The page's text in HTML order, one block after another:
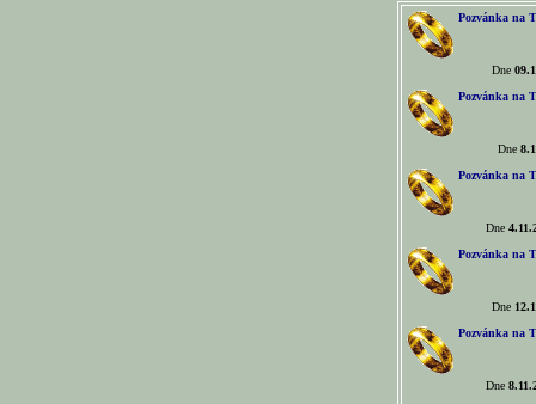
Pozvánka na
Dne
Pozvánka na
Dne
Pozvánka na
Dne
Pozvánka na
Dne
Pozvánka na
Dne